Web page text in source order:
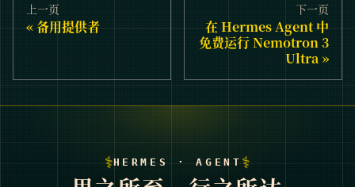
上一页
备用提供者
下一页
在 Hermes Agent 中
免费运行 Nemotron 3
Ultra
⚕HERMES · AGENT ⚕